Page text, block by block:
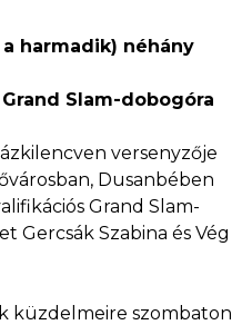
harmadik) néhány
Slam-dobogóra
versenyzője
Dusanbében
Grand Slam-
Gercsák Szabina és Vég
küzdelmeire szombaton